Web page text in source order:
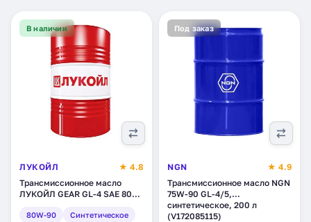
В наличии
ЛУКОЙЛ
★ 4.8
Трансмиссионное масло
ЛУКОЙЛ GEAR GL-4 SAE 80W-
(19538)
80W-90
Синтетическое
Под заказ
NGN
★ 4.9
Трансмиссионное масло NGN
75W-90 GL-4/5,
синтетическое, 200 л
(V172085115)